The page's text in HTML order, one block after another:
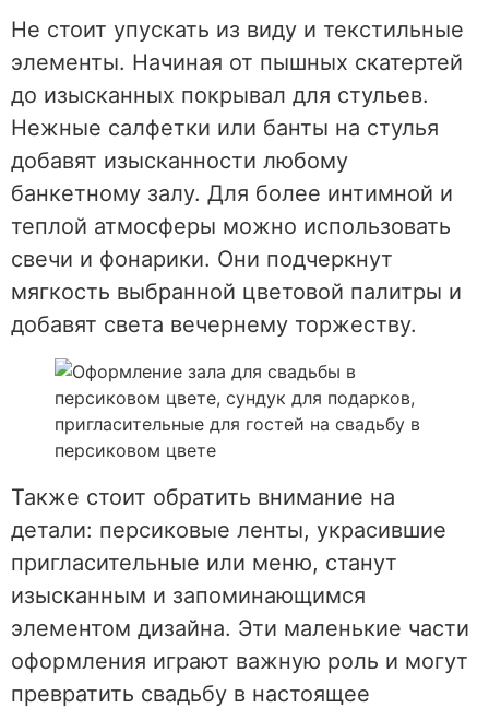
Не стоит упускать из виду и текстильные
элементы. Начиная от пышных скатертей
до изысканных покрывал для стульев.
Нежные салфетки или банты на стулья
добавят изысканности любому
банкетному залу. Для более интимной и
теплой атмосферы можно использовать
свечи и фонарики. Они подчеркнут
мягкость выбранной цветовой палитры и
добавят света вечернему торжеству.
Также стоит обратить внимание на
детали: персиковые ленты, украсившие
пригласительные или меню, станут
изысканным и запоминающимся
элементом дизайна. Эти маленькие части
оформления играют важную роль и могут
превратить свадьбу в настоящее